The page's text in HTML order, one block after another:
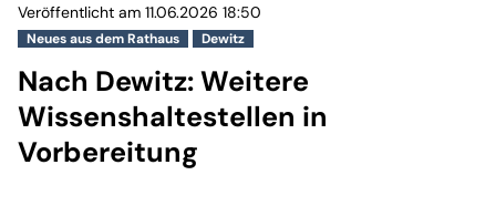
Neues aus dem Rathaus Dewitz
Veröffentlicht am 11.06.2026 18:50
Nach Dewitz: Weitere
Wissenshaltestellen in
Vorbereitung